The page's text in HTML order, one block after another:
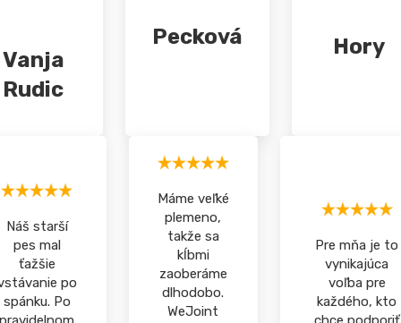
Vanja
Rudic
Pecková Hory
Náš starší
pes mal
ťažšie
po
spánku. Po
Máme veľké
plemeno,
takže sa
kĺbmi
zaoberáme
dlhodobo.
WeJoint
Pre mňa je to
vynikajúca
voľba pre
každého, kto